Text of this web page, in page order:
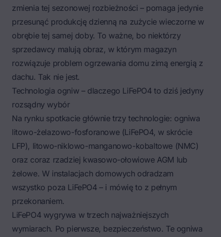
zmienia tej sezonowej rozbieżności – pomaga jedynie
przesunąć produkcję dzienną na zużycie wieczorne w
obrębie tej samej doby. To ważne, bo niektórzy
sprzedawcy malują obraz, w którym magazyn
rozwiązuje problem ogrzewania domu zimą energią z
dachu. Tak nie jest.
Technologia ogniw – dlaczego LiFePO4 to dziś jedyny
rozsądny wybór
Na rynku spotkacie głównie trzy technologie: ogniwa
litowo-żelazowo-fosforanowe (LiFePO4, w skrócie
LFP), litowo-niklowo-manganowo-kobaltowe (NMC)
oraz coraz rzadziej kwasowo-ołowiowe AGM lub
żelowe. W instalacjach domowych odradzam
wszystko poza LiFePO4 – i mówię to z pełnym
przekonaniem.
LiFePO4 wygrywa w trzech najważniejszych
wymiarach. Po pierwsze, bezpieczeństwo. Te ogniwa